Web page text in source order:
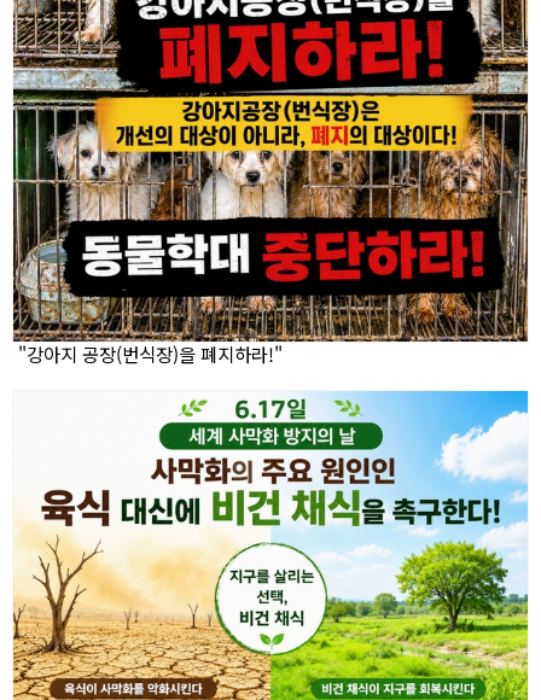
"강아지 공장(번식장)을 폐지하라!"